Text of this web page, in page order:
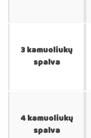
3 kamuoliukų
spalva
4 kamuoliukų
spalva